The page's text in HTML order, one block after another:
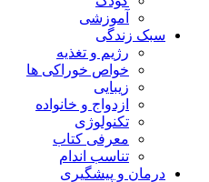
آموزشی
سبک زندگی
رژیم و تغذیه
خواص خوراکی ها
زیبایی
ازدواج و خانواده
تکنولوژی
معرفی کتاب
تناسب اندام
درمان و پیشگیری